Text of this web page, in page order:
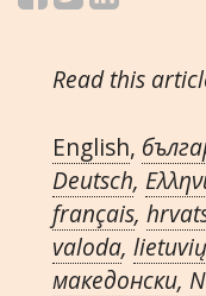
Read this
English,
Deutsch,
français,
valoda,
македонски,